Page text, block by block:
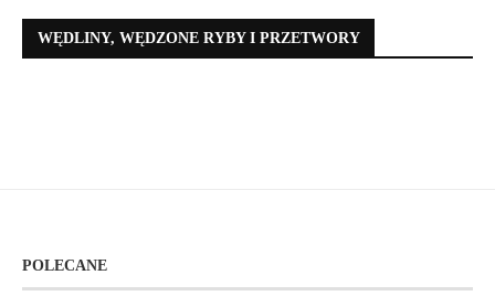
WĘDLINY, WĘDZONE RYBY I PRZETWORY
POLECANE